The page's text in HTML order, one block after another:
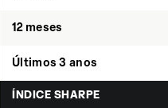
12 meses
Últimos 3 anos
ÍNDICE SHARPE